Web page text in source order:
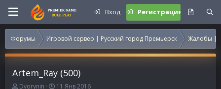
Вход Регистрация
Форумы Игровой сервер | Русский город Премьерск Жалобы |
Artem_Ray (500)
А
Dvorynin
Д11 Янв 2016